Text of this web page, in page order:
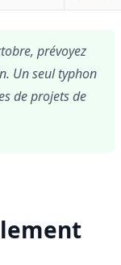
prévoyez
Un seul typhon
de projets de